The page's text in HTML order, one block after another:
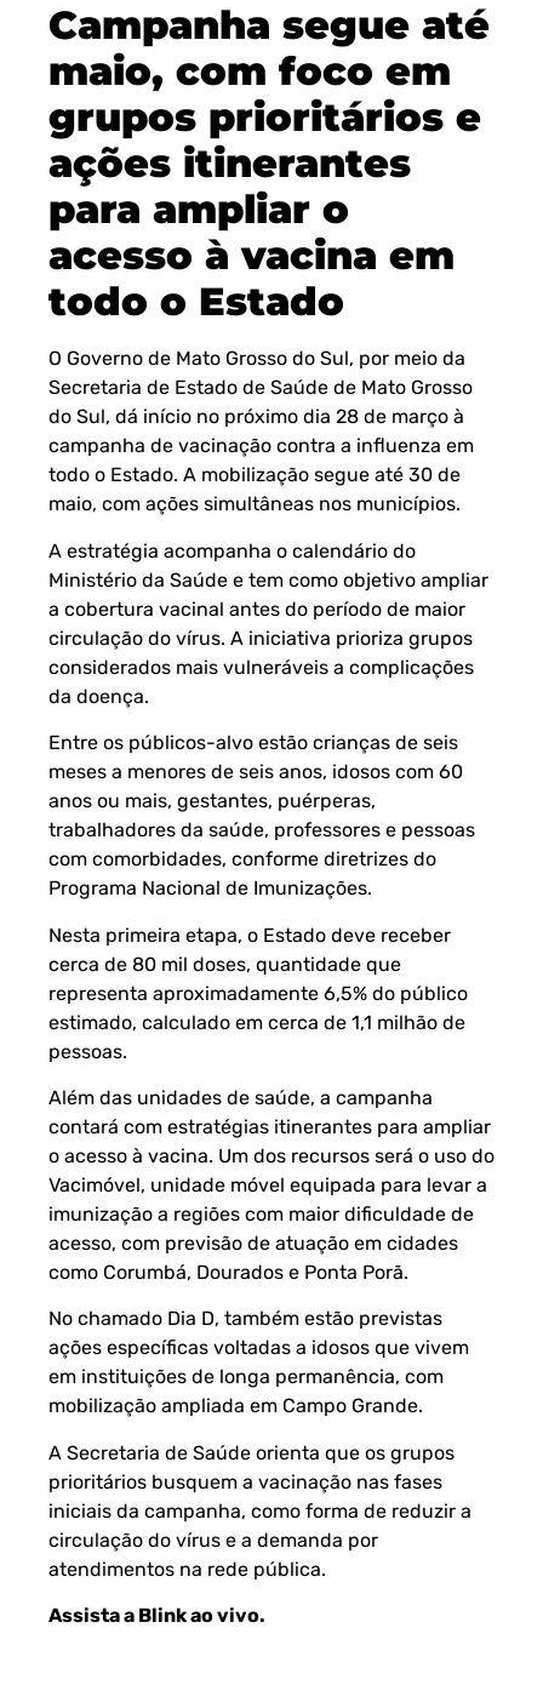
Campanha segue até
maio, com foco em
grupos prioritários e
ações itinerantes
para ampliar o
acesso à vacina em
todo o Estado
O Governo de Mato Grosso do Sul, por meio da
Secretaria de Estado de Saúde de Mato Grosso
do Sul, dá início no próximo dia 28 de março à
campanha de vacinação contra a influenza em
todo o Estado. A mobilização segue até 30 de
maio, com ações simultâneas nos municípios.
A estratégia acompanha o calendário do
Ministério da Saúde e tem como objetivo ampliar
a cobertura vacinal antes do período de maior
circulação do vírus. A iniciativa prioriza grupos
considerados mais vulneráveis a complicações
da doença.
Entre os públicos-alvo estão crianças de seis
meses a menores de seis anos, idosos com 60
anos ou mais, gestantes, puérperas,
trabalhadores da saúde, professores e pessoas
com comorbidades, conforme diretrizes do
Programa Nacional de Imunizações.
Nesta primeira etapa, o Estado deve receber
cerca de 80 mil doses, quantidade que
representa aproximadamente 6,5% do público
estimado, calculado em cerca de 1,1 milhão de
pessoas.
Além das unidades de saúde, a campanha
contará com estratégias itinerantes para ampliar
o acesso à vacina. Um dos recursos será o uso do
Vacimóvel, unidade móvel equipada para levar a
imunização a regiões com maior dificuldade de
acesso, com previsão de atuação em cidades
como Corumbá, Dourados e Ponta Porã.
No chamado Dia D, também estão previstas
ações específicas voltadas a idosos que vivem
em instituições de longa permanência, com
mobilização ampliada em Campo Grande.
A Secretaria de Saúde orienta que os grupos
prioritários busquem a vacinação nas fases
iniciais da campanha, como forma de reduzir a
circulação do vírus e a demanda por
atendimentos na rede pública.
Assista a Blink ao vivo.